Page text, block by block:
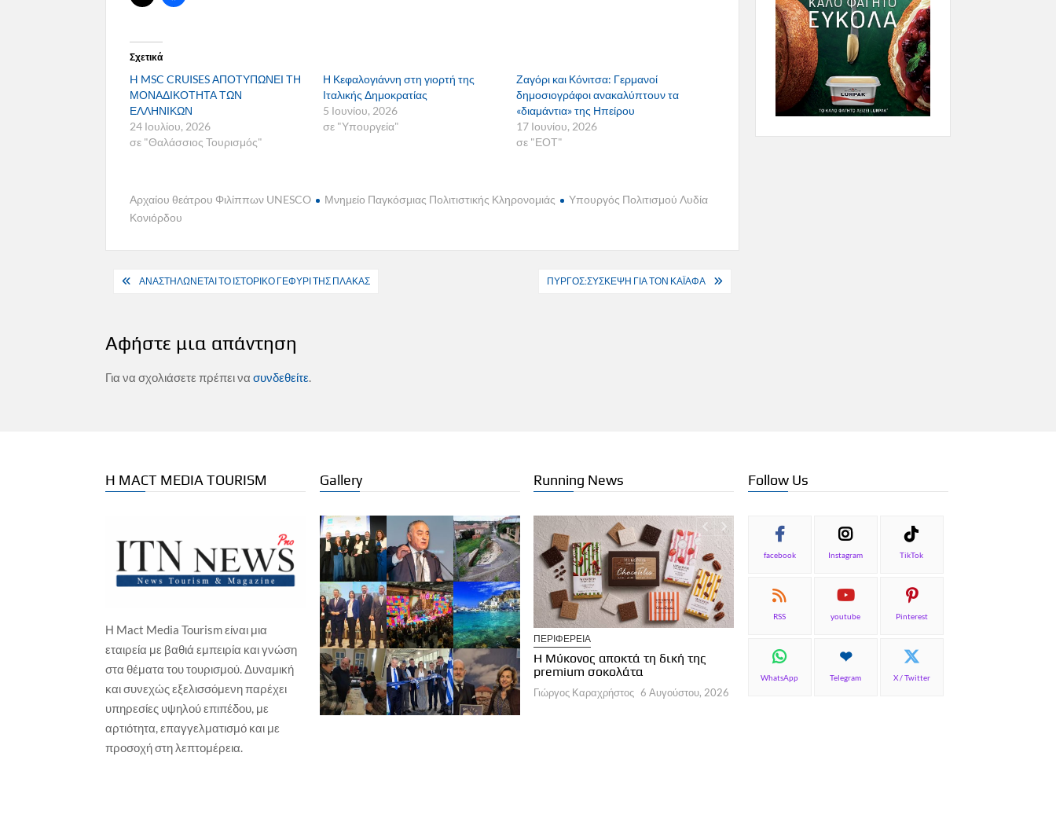
Σχετικά
H MSC CRUISES ΑΠΟΤΥΠΩΝΕΙ ΤΗ
ΜΟΝΑΔΙΚΟΤΗΤΑ ΤΩΝ
ΕΛΛΗΝΙΚΩΝ
24 Ιουλίου, 2026
σε "Θαλάσσιος Τουρισμός"
Η Κεφαλογιάννη στη γιορτή της
Ιταλικής Δημοκρατίας
5 Ιουνίου, 2026
σε "Υπουργεία"
Ζαγόρι και Κόνιτσα: Γερμανοί
δημοσιογράφοι ανακαλύπτουν τα
«διαμάντια» της Ηπείρου
17 Ιουνίου, 2026
σε "ΕΟΤ"
Αρχαίου θεάτρου Φιλίππων UNESCO Μνημείο Παγκόσμιας Πολιτιστικής Κληρονομιάς
Υπουργός Πολιτισμού Λυδία
Κονιόρδου
Πλοήγηση
ΑΝΑΣΤΗΛΩΝΕΤΑΙ ΤΟ ΙΣΤΟΡΙΚΟ ΓΕΦΥΡΙ ΤΗΣ ΠΛΑΚΑΣ ΠΥΡΓΟΣ:ΣΥΣΚΕΨΗ ΓΙΑ ΤΟΝ ΚΑΪΑΦΑ
Αφήστε μια απάντηση
Για να σχολιάσετε πρέπει νασυνδεθείτε
Η MACT MEDIA TOURISM
Η Mact Media Tourism είναι μια
εταιρεία με βαθιά εμπειρία και γνώση
στα θέματα του τουρισμού. Δυναμική
και συνεχώς εξελισσόμενη παρέχει
υπηρεσίες υψηλού επιπέδου, με
αρτιότητα, επαγγελματισμό και με
προσοχή στη λεπτομέρεια.
Gallery Running News
ΕΚΔΗΛΩΣΕΙΣ / ΕΚΘΕΣΕΙΣ
Ο ΠΣΑΠΠ φέρνει το Football Unity
Festival
Γιώργος Καραχρήστος 6 Αυγούστου, 2026
ΕΠΙΛΟΓΕΣ ΣΥΝΤΑΚΤΩΝ
Νέα εποχή στη διαχείριση των
προορισμών
Γιώργος Καραχρήστος 6 Αυγούστου, 2026
ΠΕΡΙΦΕΡΕΙΑ
Η Μύκονος αποκτά τη δική της
premium σοκολάτα
Γιώργος Καραχρήστος 6 Αυγούστου, 2026
Η Μεσσηνία επενδύει σε
Follow Us
facebook Instagram TikTok
RSS youtube Pinterest
WhatsApp Telegram X / Twitter